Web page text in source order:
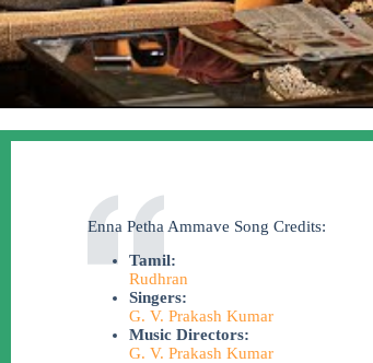
Enna Petha Ammave Song Credits:
Tamil:
Rudhran
Singers:
G. V. Prakash Kumar
Music Directors:
G. V. Prakash Kumar